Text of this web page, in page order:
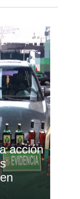
acción